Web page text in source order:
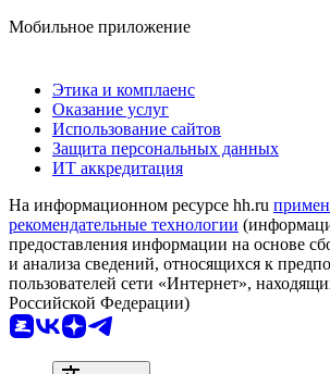
Мобильное приложение
Этика и комплаенс
Оказание услуг
Использование сайтов
Защита персональных данных
ИТ аккредитация
На информационном ресурсе hh.ru
рекомендательные технологии
предоставления информации на основе
и анализа сведений, относящихся к
пользователей сети «Интернет»,
Российской Федерации)